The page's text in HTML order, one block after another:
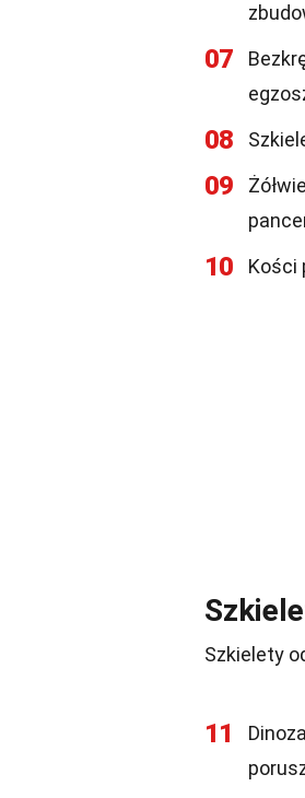
07
08
09
10 Kości
Szkielety
11